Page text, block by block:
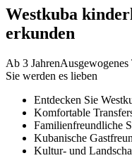
Westkuba
erkunden
Ab 3 JahrenAusgewogenes
Sie werden es lieben
Entdecken Sie
Komfortable
Familienfreundliche
Kubanische
Kultur- und